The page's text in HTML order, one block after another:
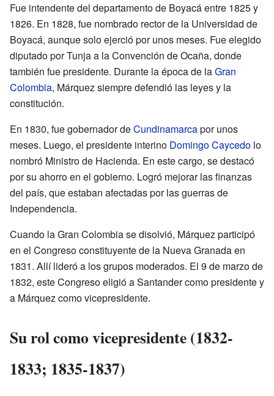
Fue intendente del departamento de Boyacá entre 1825 y
1826. En 1828, fue nombrado rector de la Universidad de
Boyacá, aunque solo ejerció por unos meses. Fue elegido
diputado por Tunja a la Convención de Ocaña, donde
también fue presidente. Durante la época de laGran
Colombia, Márquez siempre defendió las leyes y la
constitución.
En 1830, fue gobernador deCundinamarcapor unos
meses. Luego, el presidente interino Domingo Caycedo lo
nombró Ministro de Hacienda. En este cargo, se destacó
por su ahorro en el gobierno. Logró mejorar las finanzas
del país, que estaban afectadas por las guerras de
Independencia.
Cuando la Gran Colombia se disolvió, Márquez participó
en el Congreso constituyente de la Nueva Granada en
1831. Allí lideró a los grupos moderados. El 9 de marzo de
1832, este Congreso eligió a Santander como presidente y
a Márquez como vicepresidente.
Su rol como vicepresidente (1832-
1833; 1835-1837)